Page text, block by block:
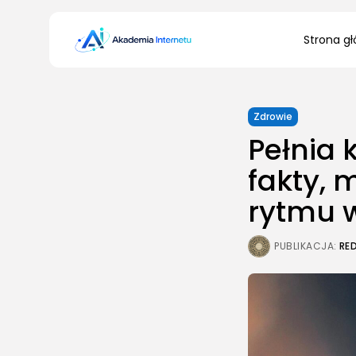
Strona
Search
for:
Zdrowie
Pełnia
fakty,
rytmu
PUBLIKACJA: